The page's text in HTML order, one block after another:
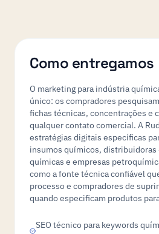
Como entregamos
O marketing para indústria
único: os compradores
fichas técnicas, concentrações e
qualquer contato comercial. A
estratégias digitais específicas
insumos químicos, distribuidoras
químicas e empresas
como a fonte técnica confiável
processo e compradores de
quando especificam produtos
SEO técnico para keywords